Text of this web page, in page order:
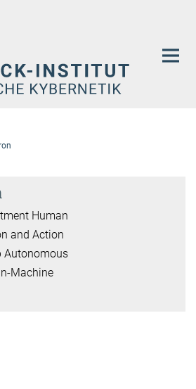
Human
and Action
Autonomous
Machine